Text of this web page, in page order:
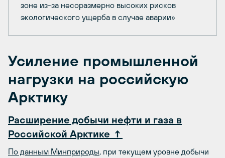
зоне из-за несоразмерно высоких рисков
экологического ущерба в случае аварии»
Усиление промышленной
нагрузки на российскую
Арктику
Расширение добычи нефти и газа в
Российской Арктике ↑
По данным Минприроды , при текущем уровне добычи